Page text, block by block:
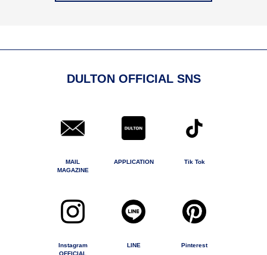
DULTON OFFICIAL SNS
MAIL
MAGAZINE
APPLICATION Tik Tok
Instagram
OFFICIAL
LINE Pinterest